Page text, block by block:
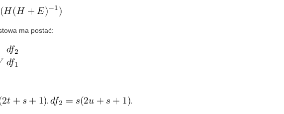
ma postać:
, ,